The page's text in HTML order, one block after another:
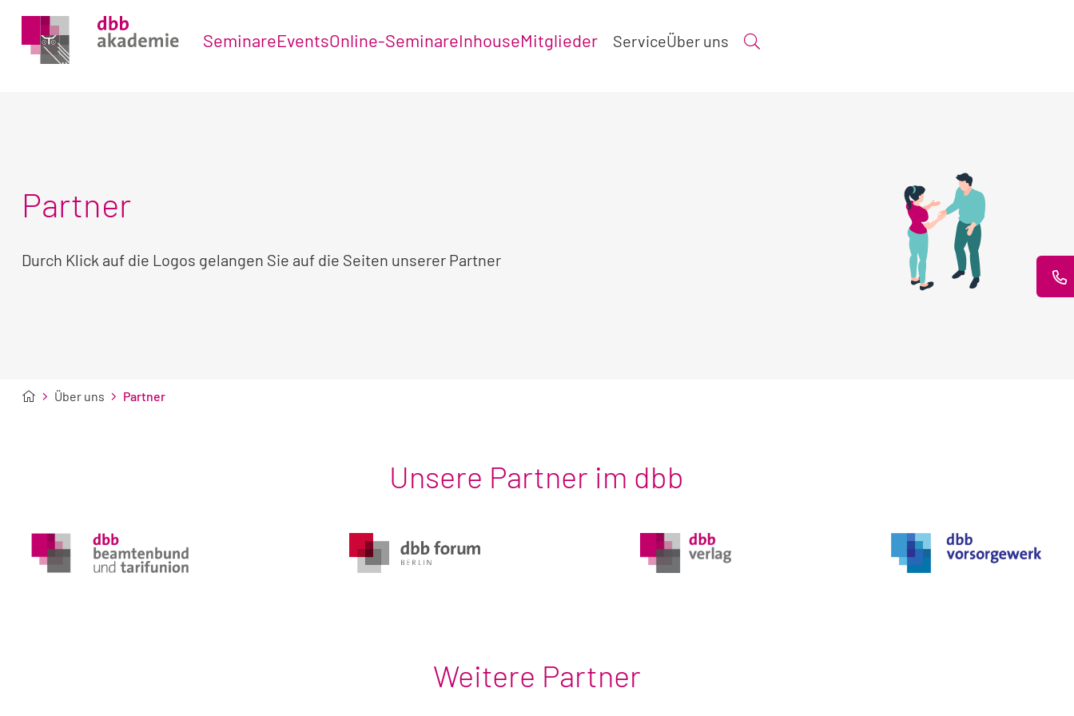
SeminareEventsOnline-SeminareInhouseMitglieder ServiceÜber uns Suche öffnen
Partner
Durch Klick auf die Logos gelangen Sie auf die Seiten unserer Partner
Über uns Partner
Unsere Partner im dbb
Weitere Partner